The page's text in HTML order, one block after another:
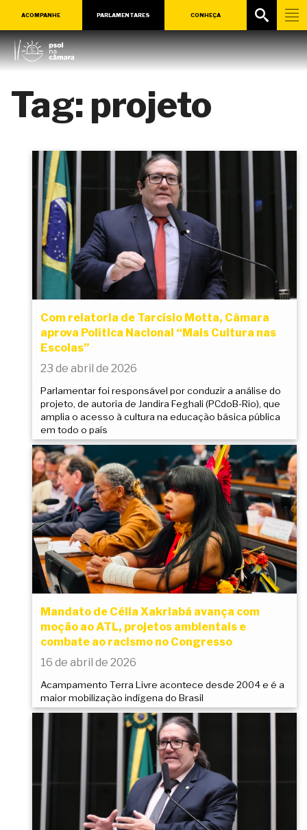
ACOMPANHE PARLAMENTARES CONHEÇA
Tag: projeto
Com relatoria de Tarcísio Motta, Câmara
aprova Política Nacional “Mais Cultura nas
Escolas”
23 de abril de 2026
Parlamentar foi responsável por conduzir a análise do
projeto, de autoria de Jandira Feghali (PCdoB-Rio), que
amplia o acesso à cultura na educação básica pública
em todo o país
Mandato de Célia Xakriabá avança com
moção ao ATL, projetos ambientais e
combate ao racismo no Congresso
16 de abril de 2026
Acampamento Terra Livre acontece desde 2004 e é a
maior mobilização indígena do Brasil